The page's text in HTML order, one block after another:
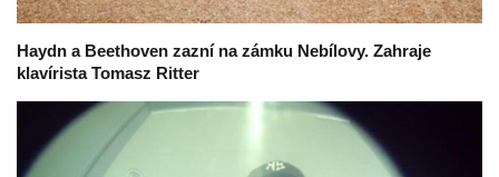
Haydn a Beethoven zazní na zámku Nebílovy. Zahraje
klavírista Tomasz Ritter